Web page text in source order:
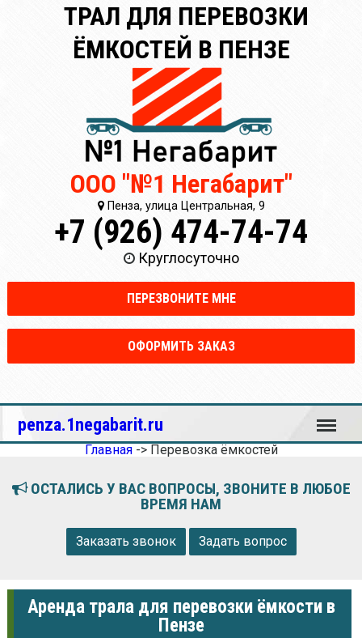
ТРАЛ ДЛЯ ПЕРЕВОЗКИ
ЁМКОСТЕЙ В ПЕНЗЕ
ООО "№1 Негабарит"
Пенза, улица Центральная, 9
+7 (926) 474-74-74
Круглосуточно
ПЕРЕЗВОНИТЕ МНЕ
ОФОРМИТЬ ЗАКАЗ
penza.1negabarit.ru Меню
Главная-> Перевозка ёмкостей
ОСТАЛИСЬ У ВАС ВОПРОСЫ, ЗВОНИТЕ В ЛЮБОЕ
ВРЕМЯ НАМ
Заказать звонок Задать вопрос
Аренда трала для перевозки ёмкости в
Пензе